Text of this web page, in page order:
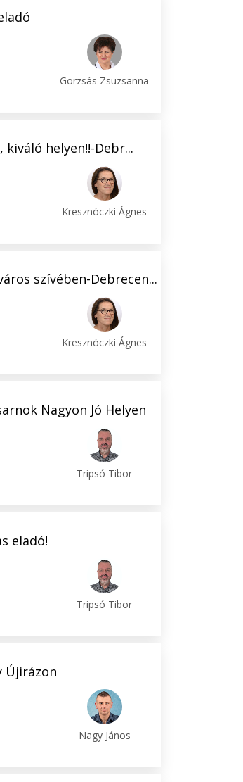
Gorzsás Zsuzsanna
helyen!!-Debr...
Kresznóczki Ágnes
szívében-Debrecen...
Kresznóczki Ágnes
Nagyon Jó Helyen
Tripsó Tibor
eladó!
Tripsó Tibor
Újirázon
Nagy János